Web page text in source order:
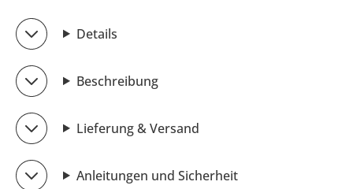
Details
Beschreibung
Lieferung & Versand
Anleitungen und Sicherheit